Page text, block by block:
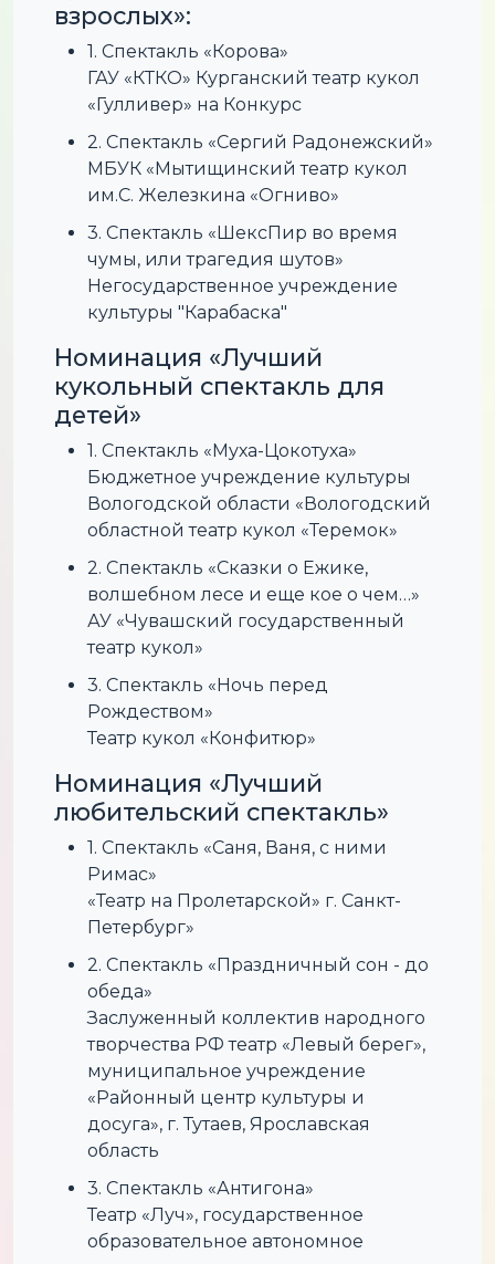
взрослых»:
1. Спектакль «Корова»
ГАУ «КТКО» Курганский театр кукол
«Гулливер» на Конкурс
2. Спектакль «Сергий Радонежский»
МБУК «Мытищинский театр кукол
им.С. Железкина «Огниво»
3. Спектакль «ШексПир во время
чумы, или трагедия шутов»
Негосударственное учреждение
культуры "Карабаска"
Номинация «Лучший
кукольный спектакль для
детей»
1. Спектакль «Муха-Цокотуха»
Бюджетное учреждение культуры
Вологодской области «Вологодский
областной театр кукол «Теремок»
2. Спектакль «Сказки о Ежике,
волшебном лесе и еще кое о чем…»
АУ «Чувашский государственный
театр кукол»
3. Спектакль «Ночь перед
Рождеством»
Театр кукол «Конфитюр»
Номинация «Лучший
любительский спектакль»
1. Спектакль «Саня, Ваня, с ними
Римас»
«Театр на Пролетарской» г. Санкт-
Петербург»
2. Спектакль «Праздничный сон - до
обеда»
Заслуженный коллектив народного
творчества РФ театр «Левый берег»,
муниципальное учреждение
«Районный центр культуры и
досуга», г. Тутаев, Ярославская
область
3. Спектакль «Антигона»
Театр «Луч», государственное
образовательное автономное